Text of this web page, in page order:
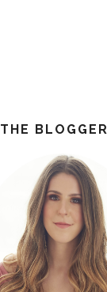
THE BLOGGER